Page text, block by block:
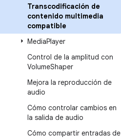
Transcodificación de
contenido multimedia
compatible
MediaPlayer
Control de la amplitud con
VolumeShaper
Mejora la reproducción de
audio
Cómo controlar cambios en
la salida de audio
Cómo compartir entradas de